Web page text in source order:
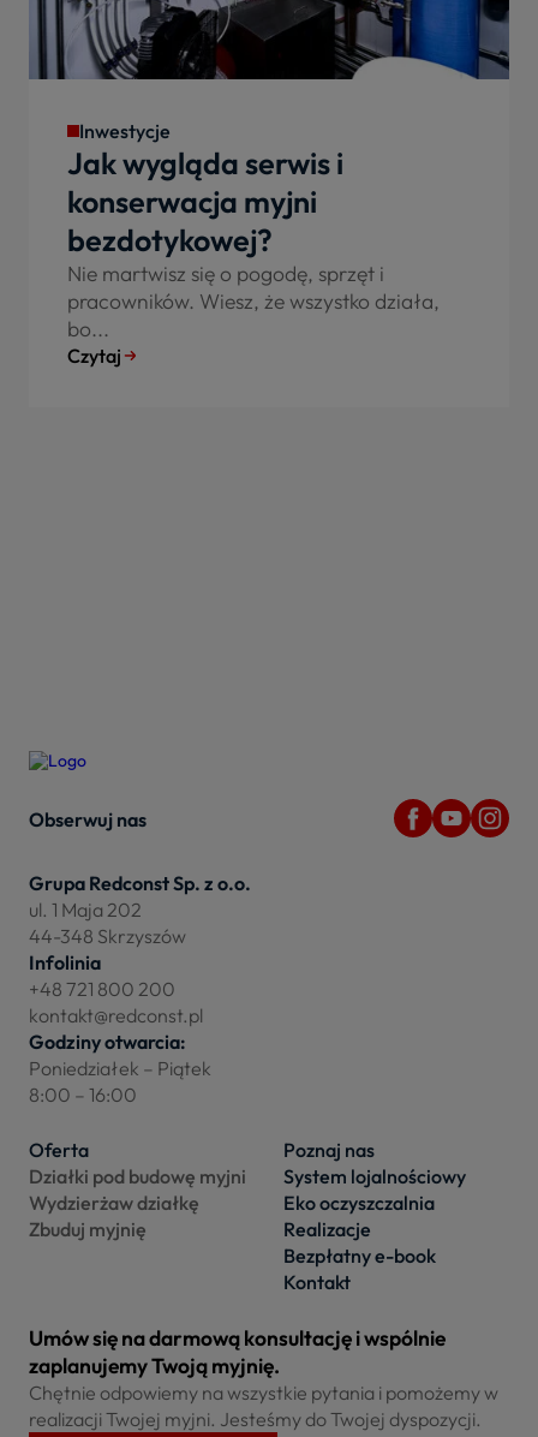
Inwestycje
Jak wygląda serwis i
konserwacja myjni
bezdotykowej?
Nie martwisz się o pogodę, sprzęt i
pracowników. Wiesz, że wszystko działa,
bo...
Czytaj
Obserwuj nas
Grupa Redconst Sp. z o.o.
ul. 1 Maja 202
44-348 Skrzyszów
Infolinia
+48 721 800 200
kontakt@redconst.pl
Godziny otwarcia:
Poniedziałek – Piątek
8:00 – 16:00
Oferta
Działki pod budowę myjni
Wydzierżaw działkę
Zbuduj myjnię
Poznaj nas
System lojalnościowy
Eko oczyszczalnia
Realizacje
Bezpłatny e-book
Kontakt
Umów się na darmową konsultację i wspólnie
zaplanujemy Twoją myjnię.
Chętnie odpowiemy na wszystkie pytania i pomożemy w
realizacji Twojej myjni. Jesteśmy do Twojej dyspozycji.